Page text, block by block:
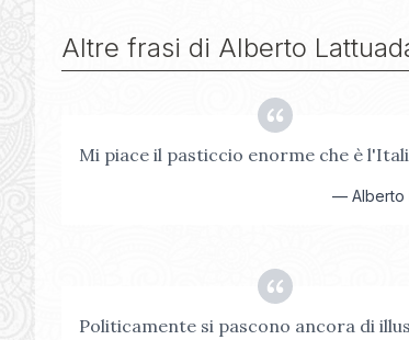
Altre frasi di Alberto
Mi piace il pasticcio enorme che è
—Alberto
Politicamente si pascono ancora di